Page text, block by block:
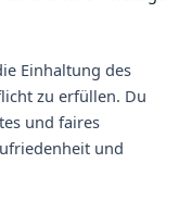
Einhaltung des
zu erfüllen. Du
und faires
und